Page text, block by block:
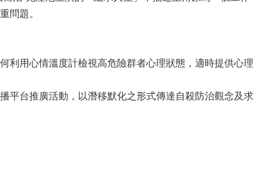
問題。
利用心情溫度計檢視高危險群者心理狀態，適時提供心理
平台推廣活動，以潛移默化之形式傳達自殺防治觀念及求